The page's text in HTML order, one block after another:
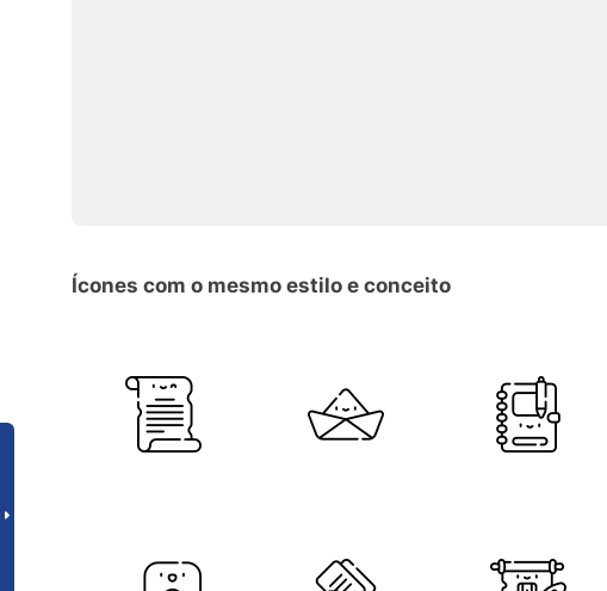
Ícones com o mesmo estilo e conceito